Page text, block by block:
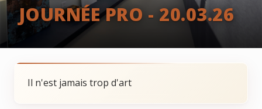
JOURNÉE PRO - 20.03.26
Il n'est jamais trop d'art